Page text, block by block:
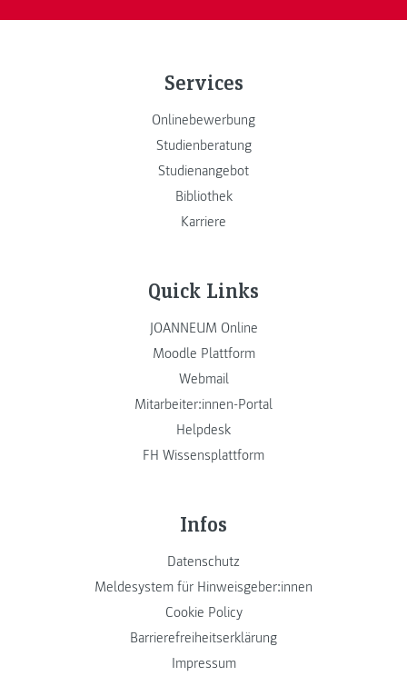
Services
Onlinebewerbung
Studienberatung
Studienangebot
Bibliothek
Karriere
Quick Links
JOANNEUM Online
Moodle Plattform
Webmail
Mitarbeiter:innen-Portal
Helpdesk
FH Wissensplattform
Infos
Datenschutz
Meldesystem für Hinweisgeber:innen
Cookie Policy
Barrierefreiheitserklärung
Impressum